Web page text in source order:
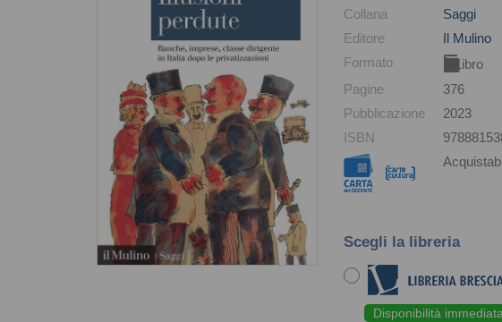
Collana
Saggi
Editore
Il Mulino
Formato
Libro
Pagine
376
Pubblicazione
2023
ISBN
Scegli la libreria
Disponibilità